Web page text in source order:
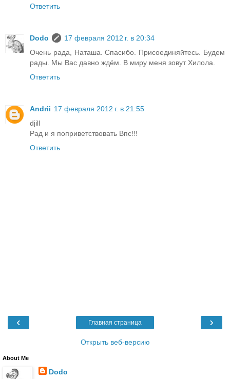
Ответить
Dodo
17 февраля 2012 г. в 20:34
Очень рада, Наташа. Спасибо. Присоединяйтесь. Будем
рады. Мы Вас давно ждём. В миру меня зовут Хилола.
Ответить
Andrii 17 февраля 2012 г. в 21:55
djill
Рад и я поприветствовать Впс!!!
Ответить
‹ ›
Главная страница
Открыть веб-версию
About Me
Dodo